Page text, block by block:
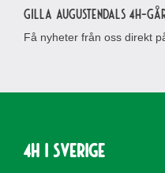
Gilla Augustendals 4H-
Få nyheter från oss direkt
4H i Sverige